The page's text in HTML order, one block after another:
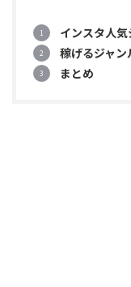
インスタ人
稼げるジャ
まとめ